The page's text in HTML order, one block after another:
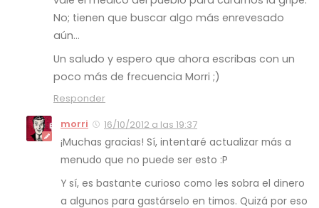
No; tienen que buscar algo más enrevesado
aún…
Un saludo y espero que ahora escribas con un
poco más de frecuencia Morri ;)
Responder
morri
16/10/2012 a las 19:37
¡Muchas gracias! Sí, intentaré actualizar más a
menudo que no puede ser esto :P
Y sí, es bastante curioso como les sobra el dinero
a algunos para gastárselo en timos. Quizá por eso